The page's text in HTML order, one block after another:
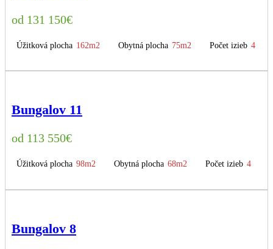
131 150€
Úžitková plocha 162m2 Obytná plocha 75m2 Počet izieb 4
Bungalov 11
113 550€
Úžitková plocha 98m2 Obytná plocha 68m2 Počet izieb 4
Bungalov 8